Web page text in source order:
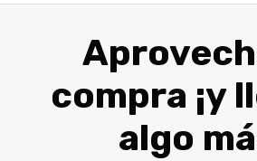
compra ¡y
algo